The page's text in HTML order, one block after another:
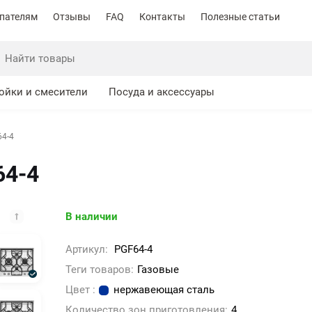
Отзывы FAQ Контакты Полезные статьи
и смесители Посуда и аксессуары
4
4
В наличии
Артикул:
PGF64-4
Теги товаров: Газовые
Цвет :
нержавеющая сталь